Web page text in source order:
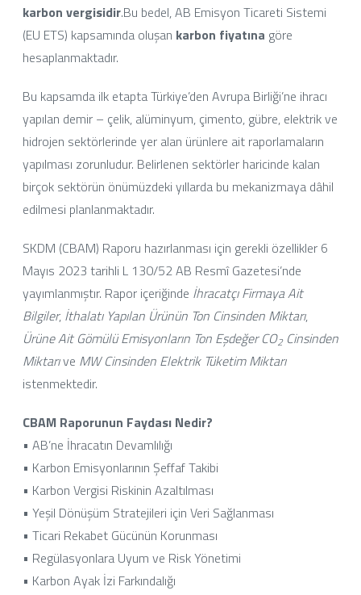
karbon vergisidir.Bu bedel, AB Emisyon Ticareti Sistemi
(EU ETS) kapsamında oluşan karbon fiyatına göre
hesaplanmaktadır.
Bu kapsamda ilk etapta Türkiye’den Avrupa Birliği’ne ihracı
yapılan demir – çelik, alüminyum, çimento, gübre, elektrik ve
hidrojen sektörlerinde yer alan ürünlere ait raporlamaların
yapılması zorunludur. Belirlenen sektörler haricinde kalan
birçok sektörün önümüzdeki yıllarda bu mekanizmaya dâhil
edilmesi planlanmaktadır.
SKDM (CBAM) Raporu hazırlanması için gerekli özellikler 6
Mayıs 2023 tarihli L 130/52 AB Resmî Gazetesi’nde
yayımlanmıştır. Rapor içeriğinde İhracatçı Firmaya Ait
Bilgiler, İthalatı Yapılan Ürünün Ton Cinsinden Miktarı,
Ürüne Ait Gömülü Emisyonların Ton Eşdeğer CO2Cinsinden
Miktarıve MW Cinsinden Elektrik Tüketim Miktarı
istenmektedir.
CBAM Raporunun Faydası Nedir?
• AB’ne İhracatın Devamlılığı
• Karbon Emisyonlarının Şeffaf Takibi
• Karbon Vergisi Riskinin Azaltılması
• Yeşil Dönüşüm Stratejileri için Veri Sağlanması
• Ticari Rekabet Gücünün Korunması
• Regülasyonlara Uyum ve Risk Yönetimi
• Karbon Ayak İzi Farkındalığı